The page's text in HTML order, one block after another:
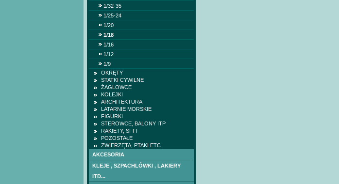
1/32-35
1/25-24
1/20
1/18
1/16
1/12
1/9
OKRĘTY
STATKI CYWILNE
ŻAGLOWCE
KOLEJKI
ARCHITEKTURA
LATARNIE MORSKIE
FIGURKI
STEROWCE, BALONY ITP
RAKIETY, SI-FI
POZOSTAŁE
ZWIERZĘTA, PTAKI ETC
AKCESORIA
KLEJE , SZPACHLÓWKI , LAKIERY
ITD...